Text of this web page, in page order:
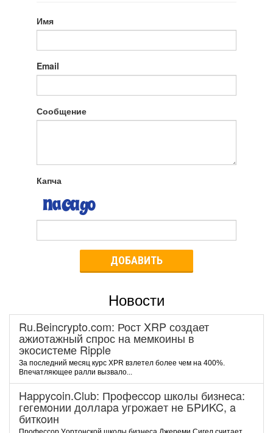
Имя
Email
Сообщение
Капча
ДОБАВИТЬ
Новости
Ru.Beincrypto.com: Рост XRP создает
ажиотажный спрос на мемкоины в
экосистеме Ripple
За последний месяц курс XPR взлетел более чем на 400%.
Впечатляющее ралли вызвало...
Happycoin.Club: Пpoфeccop шкoлы бизнeca:
гeгeмoнии дoллapa угpoжaeт нe БPИKC, a
биткoин